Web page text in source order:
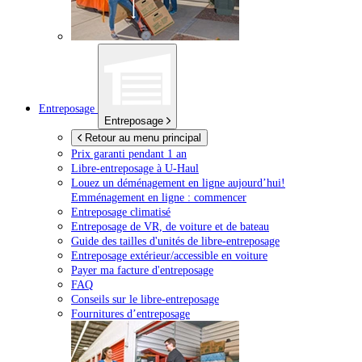
Entreposage
Entreposage
Retour au menu principal
Prix garanti pendant 1 an
Libre-entreposage à U-Haul
Louez un déménagement en ligne aujourd’hui!
Emménagement en ligne : commencer
Entreposage climatisé
Entreposage de VR, de voiture et de bateau
Guide des tailles d'unités de libre-entreposage
Entreposage extérieur/accessible en voiture
Payer ma facture d'entreposage
FAQ
Conseils sur le libre-entreposage
Fournitures d’entreposage